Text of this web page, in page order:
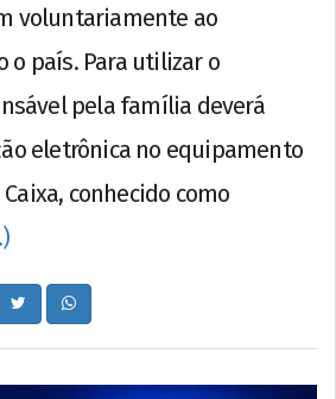
voluntariamente ao
o país. Para utilizar o
pela família deverá
eletrônica no equipamento
conhecido como